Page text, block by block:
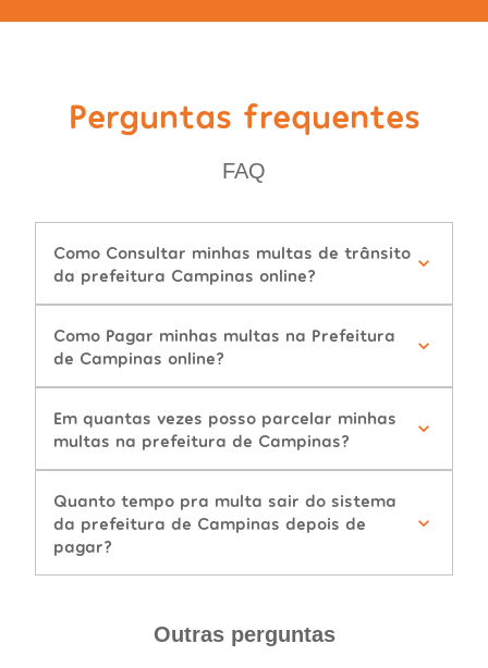
Perguntas frequentes
FAQ
Como Consultar minhas multas de trânsito
da prefeitura Campinas online?
Como Pagar minhas multas na Prefeitura
de Campinas online?
Em quantas vezes posso parcelar minhas
multas na prefeitura de Campinas?
Quanto tempo pra multa sair do sistema
da prefeitura de Campinas depois de
pagar?
Outras perguntas